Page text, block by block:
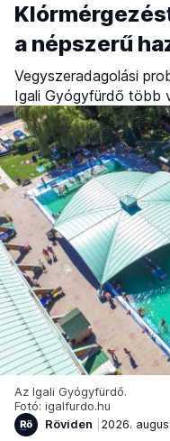
a népszerű
Vegyszeradagolási
Igali Gyógyfürdő több
Az Igali Gyógyfürdő.
Fotó: igalfurdo.hu
Röviden
2026.